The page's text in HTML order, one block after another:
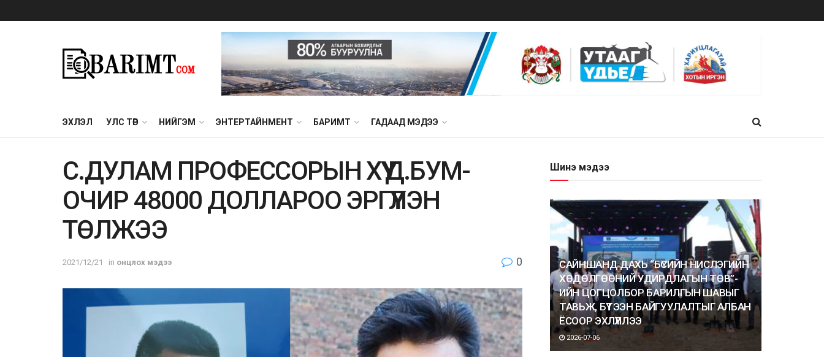
ЭХЛЭЛ УЛС ТӨР НИЙГЭМ ЭНТЕРТАЙНМЕНТ БАРИМТ ГАДААД МЭДЭЭ
С.ДУЛАМ ПРОФЕССОРЫН ХҮҮ Д.БУМ-
ОЧИР 48000 ДОЛЛАРОО ЭРГҮҮЛЭН
ТӨЛЖЭЭ
2021/12/21 in онцлох мэдээ 0
Шинэ мэдээ
САЙНШАНД ДАХЬ “БҮСИЙН НИСЛЭГИЙН
ХӨДӨЛГӨӨНИЙ УДИРДЛАГЫН ТӨВ”-
ИЙН ЦОГЦОЛБОР БАРИЛГЫН ШАВЫГ
ТАВЬЖ, БҮТЭЭН БАЙГУУЛАЛТЫГ АЛБАН
ЁСООР ЭХЛҮҮЛЛЭЭ
2026-07-06